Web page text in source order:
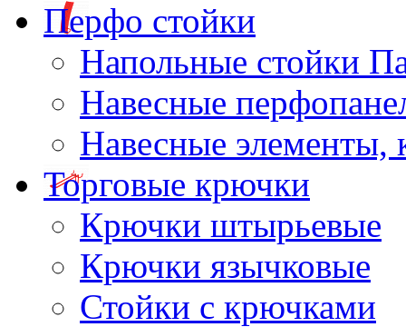
Перфо стойки
Напольные стойки
Навесные
Навесные элементы,
Торговые крючки
Крючки штырьевые
Крючки язычковые
Стойки с крючками